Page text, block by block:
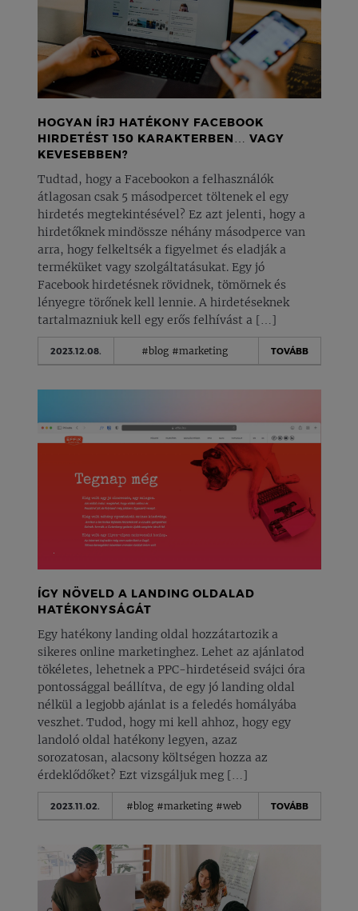
HOGYAN ÍRJ HATÉKONY FACEBOOK
HIRDETÉST 150 KARAKTERBEN… VAGY
KEVESEBBEN?
Tudtad, hogy a Facebookon a felhasználók
átlagosan csak 5 másodpercet töltenek el egy
hirdetés megtekintésével? Ez azt jelenti, hogy a
hirdetőknek mindössze néhány másodperce van
arra, hogy felkeltsék a figyelmet és eladják a
terméküket vagy szolgáltatásukat. Egy jó
Facebook hirdetésnek rövidnek, tömörnek és
lényegre törőnek kell lennie. A hirdetéseknek
tartalmazniuk kell egy erős felhívást a […]
2023.12.08. #blog #marketing TOVÁBB
ÍGY NÖVELD A LANDING OLDALAD
HATÉKONYSÁGÁT
Egy hatékony landing oldal hozzátartozik a
sikeres online marketinghez. Lehet az ajánlatod
tökéletes, lehetnek a PPC-hirdetéseid svájci óra
pontossággal beállítva, de egy jó landing oldal
nélkül a legjobb ajánlat is a feledés homályába
veszhet. Tudod, hogy mi kell ahhoz, hogy egy
landoló oldal hatékony legyen, azaz
sorozatosan, alacsony költségen hozza az
érdeklődőket? Ezt vizsgáljuk meg […]
2023.11.02. #blog #marketing #web TOVÁBB